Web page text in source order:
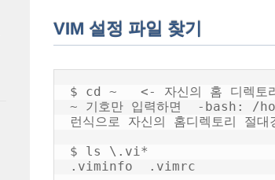
VIM 설정 파일 찾기
$ cd ~   <- 자신의 홈 디렉토
~ 기호만 입력하면  -bash: /
런식으로 자신의 홈디렉토리 절대
$ ls \.vi*
.viminfo  .vimrc